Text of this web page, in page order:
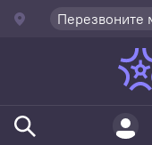
Перезвоните